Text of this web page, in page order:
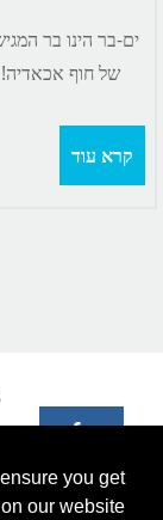
you get
our website.
ים-בר הינו בר
של חוף אכאדיה!
קרא עוד